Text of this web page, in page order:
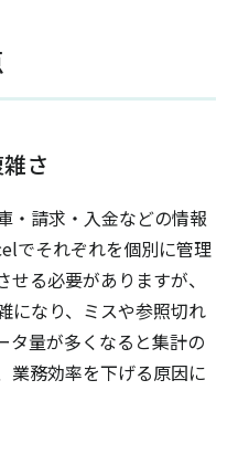
さ
・請求・入金などの情報
でそれぞれを個別に管理
る必要がありますが、
になり、ミスや参照切れ
タ量が多くなると集計の
業務効率を下げる原因に